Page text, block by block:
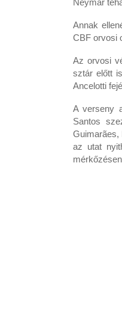
Neymar
Annak
CBF orvosi
Az orvosi
sztár előtt
Ancelotti
A verseny
Santos
Guimarães,
az utat